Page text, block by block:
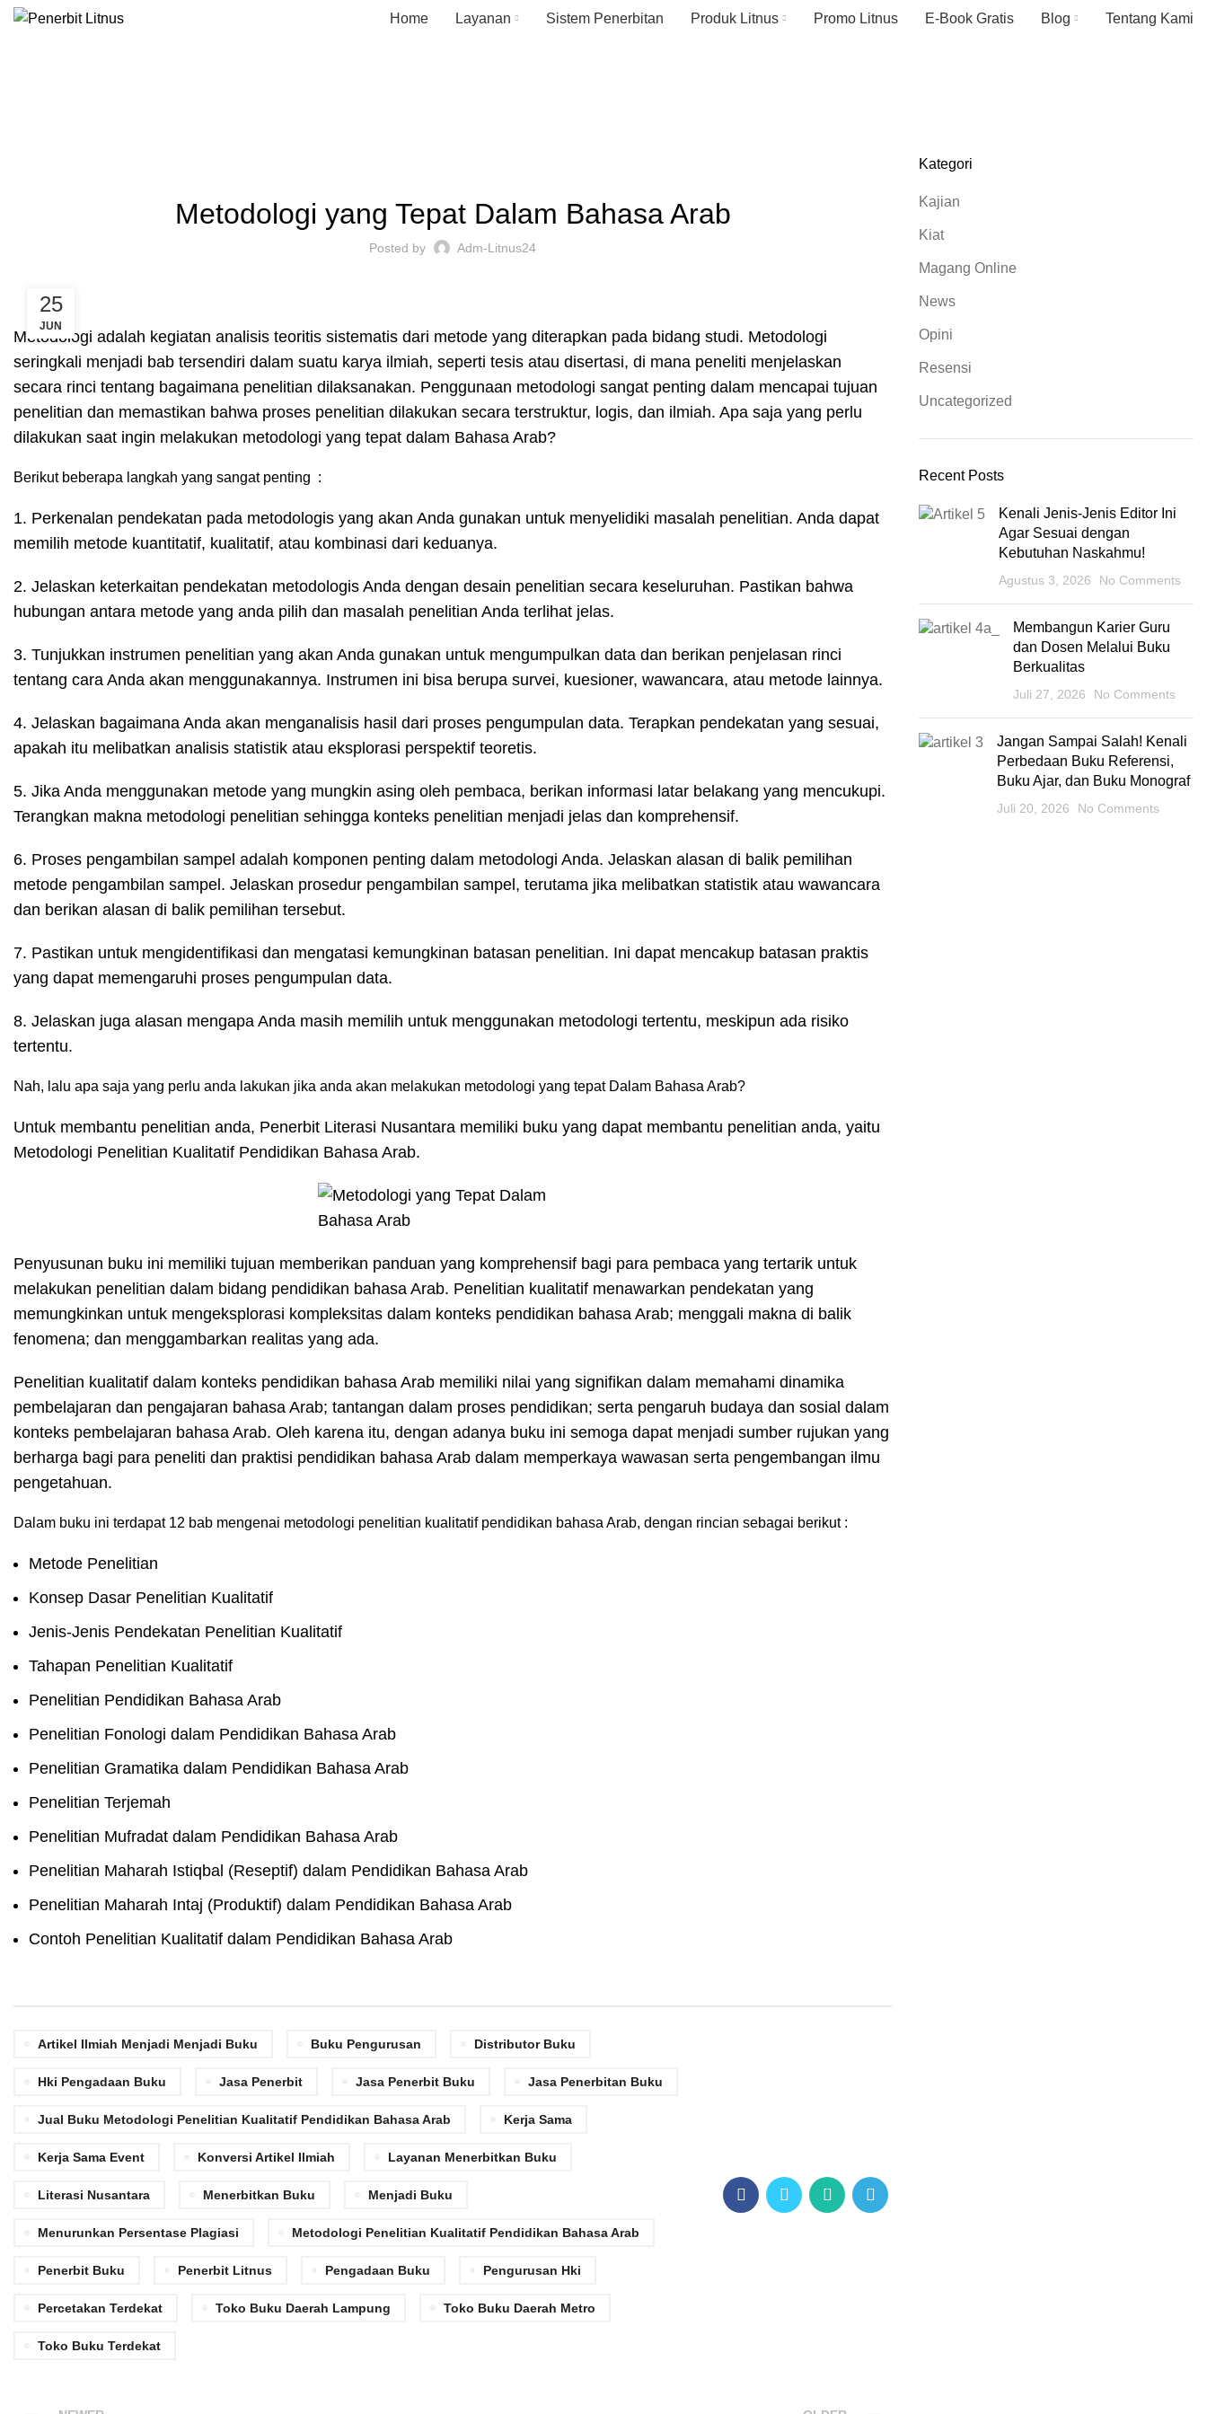
Home Layanan Sistem Penerbitan Produk Litnus Promo Litnus E-Book Gratis Blog Tentang Kami
Metodologi yang Tepat Dalam Bahasa Arab
Posted by Adm-Litnus24
25
JUN
Metodologi adalah kegiatan analisis teoritis sistematis dari metode yang diterapkan pada bidang studi. Metodologi
seringkali menjadi bab tersendiri dalam suatu karya ilmiah, seperti tesis atau disertasi, di mana peneliti menjelaskan
secara rinci tentang bagaimana penelitian dilaksanakan. Penggunaan metodologi sangat penting dalam mencapai tujuan
penelitian dan memastikan bahwa proses penelitian dilakukan secara terstruktur, logis, dan ilmiah. Apa saja yang perlu
dilakukan saat ingin melakukan metodologi yang tepat dalam Bahasa Arab?
Berikut beberapa langkah yang sangat penting :
1. Perkenalan pendekatan pada metodologis yang akan Anda gunakan untuk menyelidiki masalah penelitian. Anda dapat
memilih metode kuantitatif, kualitatif, atau kombinasi dari keduanya.
2. Jelaskan keterkaitan pendekatan metodologis Anda dengan desain penelitian secara keseluruhan. Pastikan bahwa
hubungan antara metode yang anda pilih dan masalah penelitian Anda terlihat jelas.
3. Tunjukkan instrumen penelitian yang akan Anda gunakan untuk mengumpulkan data dan berikan penjelasan rinci
tentang cara Anda akan menggunakannya. Instrumen ini bisa berupa survei, kuesioner, wawancara, atau metode lainnya.
4. Jelaskan bagaimana Anda akan menganalisis hasil dari proses pengumpulan data. Terapkan pendekatan yang sesuai,
apakah itu melibatkan analisis statistik atau eksplorasi perspektif teoretis.
5. Jika Anda menggunakan metode yang mungkin asing oleh pembaca, berikan informasi latar belakang yang mencukupi.
Terangkan makna metodologi penelitian sehingga konteks penelitian menjadi jelas dan komprehensif.
6. Proses pengambilan sampel adalah komponen penting dalam metodologi Anda. Jelaskan alasan di balik pemilihan
metode pengambilan sampel. Jelaskan prosedur pengambilan sampel, terutama jika melibatkan statistik atau wawancara
dan berikan alasan di balik pemilihan tersebut.
7. Pastikan untuk mengidentifikasi dan mengatasi kemungkinan batasan penelitian. Ini dapat mencakup batasan praktis
yang dapat memengaruhi proses pengumpulan data.
8. Jelaskan juga alasan mengapa Anda masih memilih untuk menggunakan metodologi tertentu, meskipun ada risiko
tertentu.
Nah, lalu apa saja yang perlu anda lakukan jika anda akan melakukan metodologi yang tepat Dalam Bahasa Arab?
Untuk membantu penelitian anda, Penerbit Literasi Nusantara memiliki buku yang dapat membantu penelitian anda, yaitu
Metodologi Penelitian Kualitatif Pendidikan Bahasa Arab.
Penyusunan buku ini memiliki tujuan memberikan panduan yang komprehensif bagi para pembaca yang tertarik untuk
melakukan penelitian dalam bidang pendidikan bahasa Arab. Penelitian kualitatif menawarkan pendekatan yang
memungkinkan untuk mengeksplorasi kompleksitas dalam konteks pendidikan bahasa Arab; menggali makna di balik
fenomena; dan menggambarkan realitas yang ada.
Penelitian kualitatif dalam konteks pendidikan bahasa Arab memiliki nilai yang signifikan dalam memahami dinamika
pembelajaran dan pengajaran bahasa Arab; tantangan dalam proses pendidikan; serta pengaruh budaya dan sosial dalam
konteks pembelajaran bahasa Arab. Oleh karena itu, dengan adanya buku ini semoga dapat menjadi sumber rujukan yang
berharga bagi para peneliti dan praktisi pendidikan bahasa Arab dalam memperkaya wawasan serta pengembangan ilmu
pengetahuan.
Dalam buku ini terdapat 12 bab mengenai metodologi penelitian kualitatif pendidikan bahasa Arab, dengan rincian sebagai berikut :
Metode Penelitian
Konsep Dasar Penelitian Kualitatif
Jenis-Jenis Pendekatan Penelitian Kualitatif
Tahapan Penelitian Kualitatif
Penelitian Pendidikan Bahasa Arab
Penelitian Fonologi dalam Pendidikan Bahasa Arab
Penelitian Gramatika dalam Pendidikan Bahasa Arab
Penelitian Terjemah
Penelitian Mufradat dalam Pendidikan Bahasa Arab
Penelitian Maharah Istiqbal (Reseptif) dalam Pendidikan Bahasa Arab
Penelitian Maharah Intaj (Produktif) dalam Pendidikan Bahasa Arab
Contoh Penelitian Kualitatif dalam Pendidikan Bahasa Arab
Artikel Ilmiah Menjadi Menjadi Buku Buku Pengurusan Distributor Buku
Hki Pengadaan Buku Jasa Penerbit Jasa Penerbit Buku Jasa Penerbitan Buku
Jual Buku Metodologi Penelitian Kualitatif Pendidikan Bahasa Arab Kerja Sama
Kerja Sama Event Konversi Artikel Ilmiah Layanan Menerbitkan Buku
Literasi Nusantara Menerbitkan Buku Menjadi Buku
Menurunkan Persentase Plagiasi Metodologi Penelitian Kualitatif Pendidikan Bahasa Arab
Penerbit Buku Penerbit Litnus Pengadaan Buku Pengurusan Hki
Percetakan Terdekat Toko Buku Daerah Lampung Toko Buku Daerah Metro
Toko Buku Terdekat
Kategori
Kajian
Kiat
Magang Online
News
Opini
Resensi
Uncategorized
Recent Posts
Kenali Jenis-Jenis Editor Ini
Agar Sesuai dengan
Kebutuhan Naskahmu!
Agustus 3, 2026 No Comments
Membangun Karier Guru
dan Dosen Melalui Buku
Berkualitas
Juli 27, 2026 No Comments
Jangan Sampai Salah! Kenali
Perbedaan Buku Referensi,
Buku Ajar, dan Buku Monograf
Juli 20, 2026 No Comments